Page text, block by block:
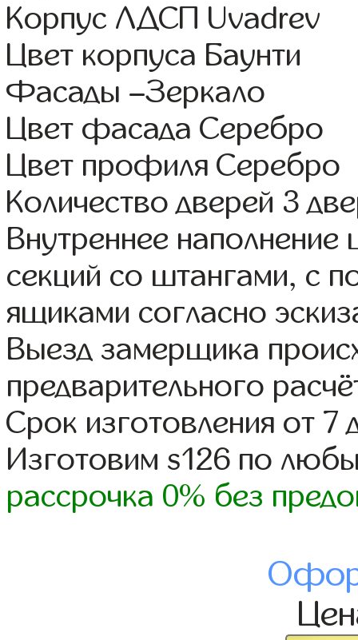
Корпус ЛДСП Uvadrev
Цвет корпуса Баунти
Фасады –Зеркало
Цвет фасада Серебро
Цвет профиля Серебро
Количество дверей 3
Внутреннее
секций со штангами, с
ящиками согласно
Выезд замерщика
предварительного
Срок изготовления от 7
Изготовим s126 по
рассрочка 0% без